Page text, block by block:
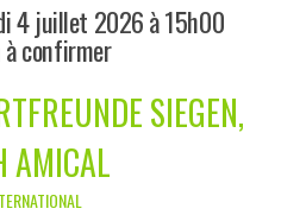
4 juillet 2026 à 15h00
confirmer
SIEGEN,
AMICAL